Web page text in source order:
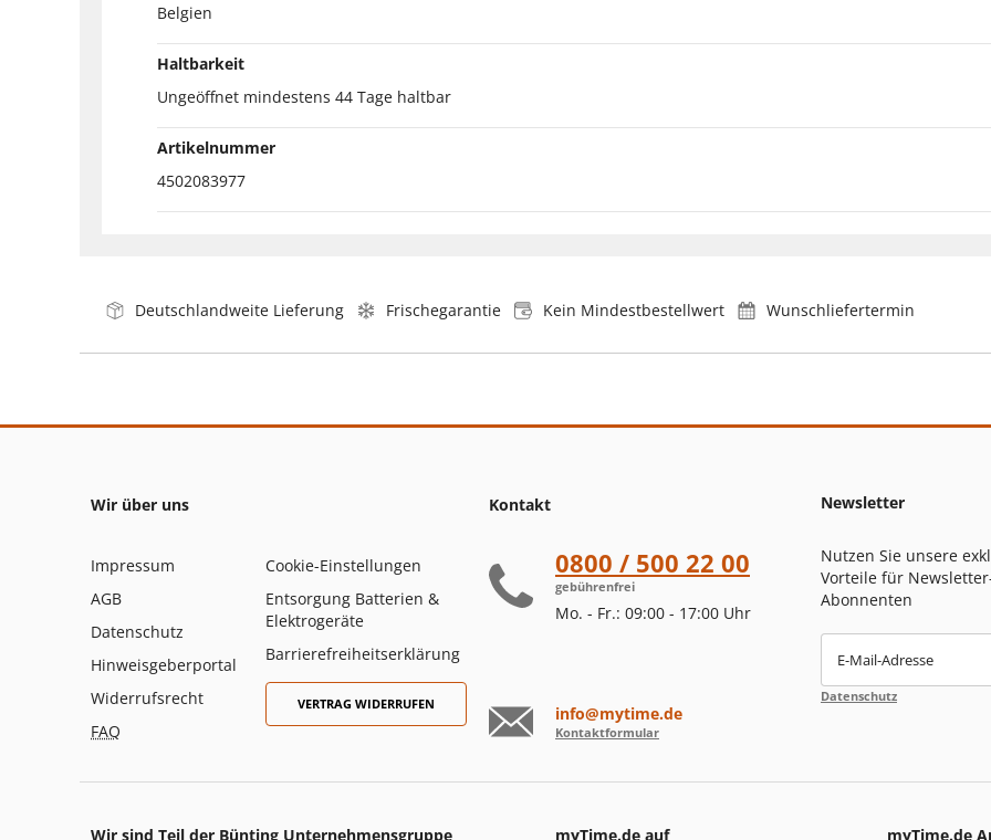
Belgien
Haltbarkeit
Ungeöffnet mindestens 44 Tage haltbar
Artikelnummer
4502083977
Deutschlandweite Lieferung Frischegarantie Kein Mindestbestellwert Wunschliefertermin
Wir über uns
Impressum
AGB
Datenschutz
Hinweisgeberportal
Widerrufsrecht
FAQ
Cookie-Einstellungen
Entsorgung Batterien &
Elektrogeräte
Barrierefreiheitserklärung
VERTRAG WIDERRUFEN
Kontakt
0800 / 500 22 00
gebührenfrei
Mo. - Fr.: 09:00 - 17:00 Uhr
info@mytime.de
Kontaktformular
Newsletter
Nutzen Sie unsere
Vorteile für
Abonnenten
E-Mail-Adresse
Datenschutz
Wir sind Teil der Bünting Unternehmensgruppe myTime.de auf myTime.de